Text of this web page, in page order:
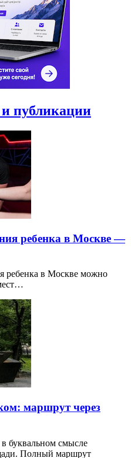
и публикации
ребенка в Москве —
ребенка в Москве можно
маршрут через
буквальном смысле
Полный маршрут